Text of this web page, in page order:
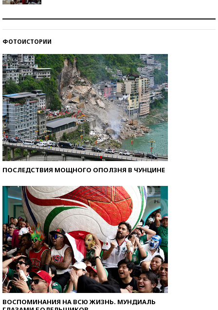
ФОТОИСТОРИИ
ПОСЛЕДСТВИЯ МОЩНОГО ОПОЛЗНЯ В ЧУНЦИНЕ
ВОСПОМИНАНИЯ НА ВСЮ ЖИЗНЬ. МУНДИАЛЬ